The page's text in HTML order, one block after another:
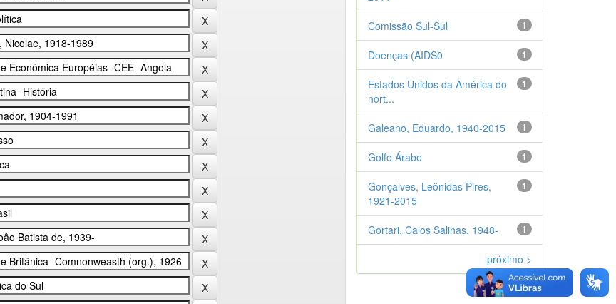
1
Comissão Sul-Sul
1
Doenças (AIDS0
1
Estados Unidos da América do
nort...
1
Galeano, Eduardo, 1940-2015
1
Golfo Árabe
1
Gonçalves, Leônidas Pires,
1921-2015
1
Gortari, Calos Salinas, 1948-
próximo >